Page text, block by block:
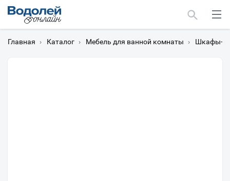
Главная › Каталог › Мебель для ванной комнаты › Шкафы-